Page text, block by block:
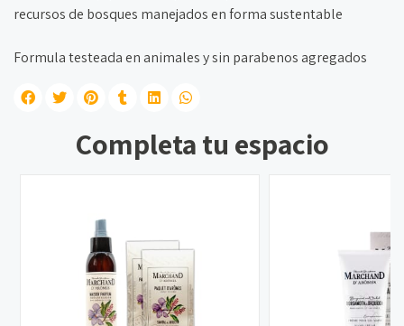
recursos de bosques manejados en forma sustentable
Formula testeada en animales y sin parabenos agregados
Completa tu espacio